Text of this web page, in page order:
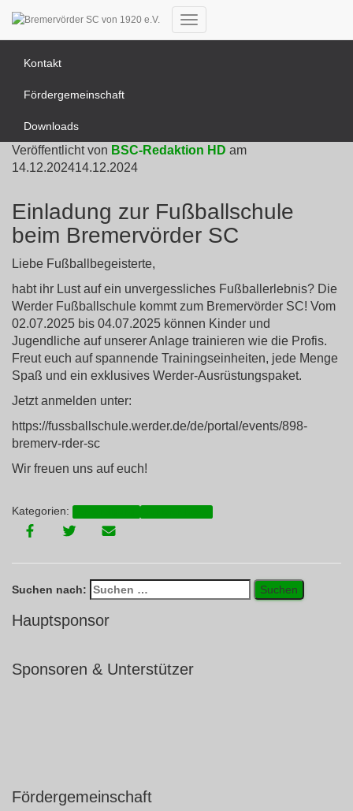
Kontakt
Fördergemeinschaft
Downloads
Navigation
Veröffentlicht von BSC-Redaktion HD am
14.12.202414.12.2024
Einladung zur Fußballschule
beim Bremervörder SC
Liebe Fußballbegeisterte,
habt ihr Lust auf ein unvergessliches Fußballerlebnis? Die
Werder Fußballschule kommt zum Bremervörder SC! Vom
02.07.2025 bis 04.07.2025 können Kinder und
Jugendliche auf unserer Anlage trainieren wie die Profis.
Freut euch auf spannende Trainingseinheiten, jede Menge
Spaß und ein exklusives Werder-Ausrüstungspaket.
Jetzt anmelden unter:
https://fussballschule.werder.de/de/portal/events/898-
bremerv-rder-sc
Wir freuen uns auf euch!
Kategorien:
Suchen nach:
Hauptsponsor
Sponsoren & Unterstützer
Fördergemeinschaft